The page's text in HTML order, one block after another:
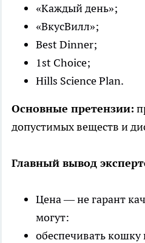
«Каждый день»;
«ВкусВилл»;
Best Dinner;
1st Choice;
Hills Science Plan.
Основные претензии:
допустимых веществ и
Главный вывод
Цена — не гарант
могут:
обеспечивать